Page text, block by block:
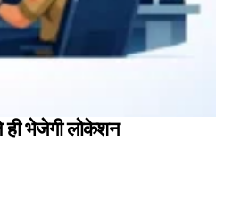
भेजेगी लोकेशन